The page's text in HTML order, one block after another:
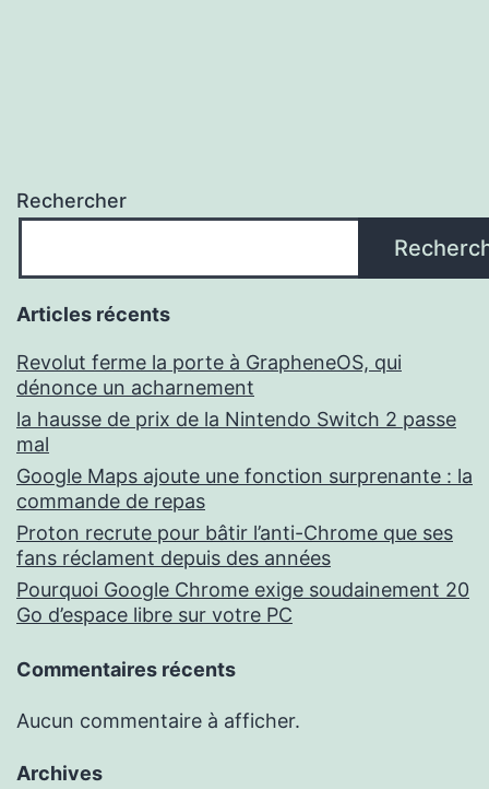
Rechercher
Articles récents
Revolut ferme la porte à GrapheneOS, qui
dénonce un acharnement
la hausse de prix de la Nintendo Switch 2 passe
mal
Google Maps ajoute une fonction surprenante : la
commande de repas
Proton recrute pour bâtir l’anti-Chrome que ses
fans réclament depuis des années
Pourquoi Google Chrome exige soudainement 20
Go d’espace libre sur votre PC
Commentaires récents
Aucun commentaire à afficher.
Archives